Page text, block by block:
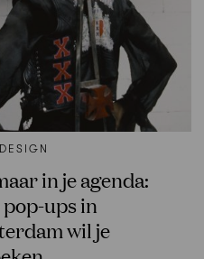
in je agenda:
pop-ups in
wil je